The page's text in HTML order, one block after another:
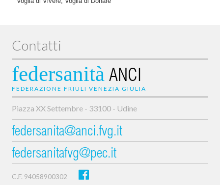
Contatti
federsanità ANCI
FEDERAZIONE FRIULI VENEZIA GIULIA
Piazza XX Settembre - 33100 - Udine
federsanita@anci.fvg.it
federsanitafvg@pec.it
C.F. 94058900302